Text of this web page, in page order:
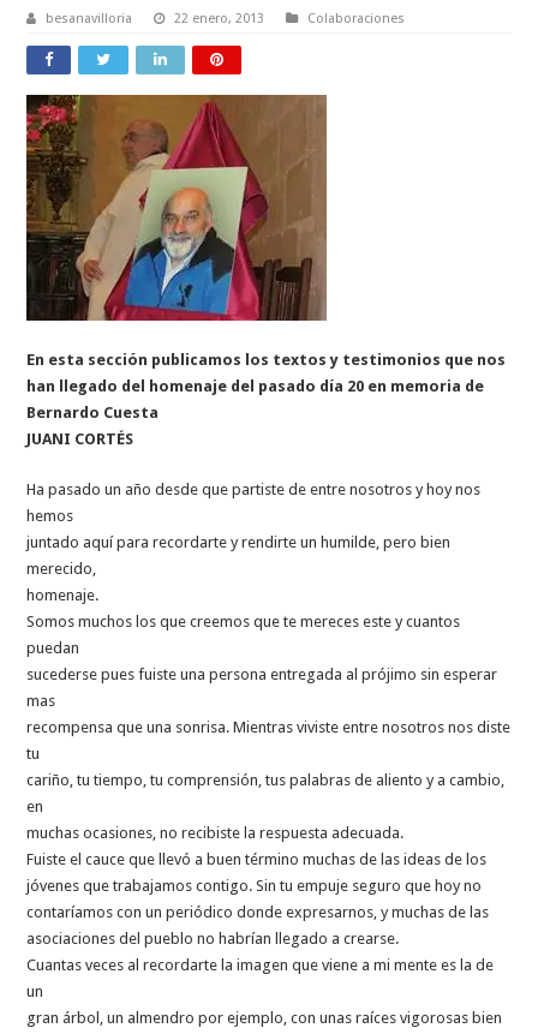
besanavilloria 22 enero, 2013 Colaboraciones
En esta sección publicamos los textos y testimonios que nos
han llegado del homenaje del pasado día 20 en memoria de
Bernardo Cuesta
JUANI CORTÉS
Ha pasado un año desde que partiste de entre nosotros y hoy nos
hemos
juntado aquí para recordarte y rendirte un humilde, pero bien
merecido,
homenaje.
Somos muchos los que creemos que te mereces este y cuantos
puedan
sucederse pues fuiste una persona entregada al prójimo sin esperar
mas
recompensa que una sonrisa. Mientras viviste entre nosotros nos diste
tu
cariño, tu tiempo, tu comprensión, tus palabras de aliento y a cambio,
en
muchas ocasiones, no recibiste la respuesta adecuada.
Fuiste el cauce que llevó a buen término muchas de las ideas de los
jóvenes que trabajamos contigo. Sin tu empuje seguro que hoy no
contaríamos con un periódico donde expresarnos, y muchas de las
asociaciones del pueblo no habrían llegado a crearse.
Cuantas veces al recordarte la imagen que viene a mi mente es la de
un
gran árbol, un almendro por ejemplo, con unas raíces vigorosas bien